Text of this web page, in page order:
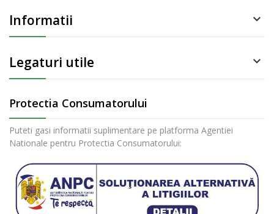
Informatii 
Legaturi utile 
Protectia Consumatorului
Puteti gasi informatii suplimentare pe platforma Agentiei
Nationale pentru Protectia Consumatorului: